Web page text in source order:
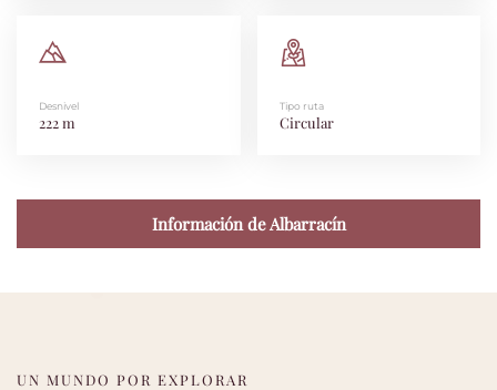
Desnivel
222 m
Tipo ruta
Circular
Información de Albarracín
UN MUNDO POR EXPLORAR